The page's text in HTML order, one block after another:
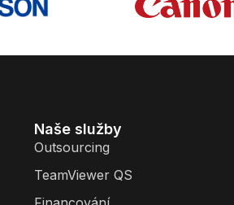
Naše služby
Outsourcing
TeamViewer QS